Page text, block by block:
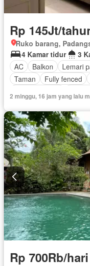
Rp 145Jt/
4 Kamar tidur
3
AC
Balkon Lemari
Taman
Fully fenced
Berperabot lengkap
2 minggu, 16 jam yang lalu
Rp 700Rb/hari